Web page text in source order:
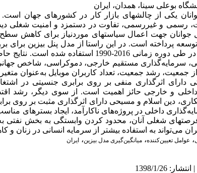
بوعلی سینا، همدان، ایران
یکی از چالشهای بازار کار در کشورهای جهان
رسمی و غیررسمی، تفاوت در دستمزد و امنیت شغلی
جوانان جهت اعمال سیاستهای موردنیاز برای کاهش
پرداخته است. در این راستا از مدل پنل بیزین
روی برابری جنسیتی در اشتغال جوانان در طی دوره
سرمایه‌گذاری مستقیم خارجی، دموکراسی، شاخص
رشد جمعیت، تعداد کاربران موبایل به‌عنوان
دارای اثرگذاری منفی بر روی برابری جنسیتی در
و خارجی حائز اهمیت است. از سوی دیگر، رشد
دین اسلام و مسیحی دارای اثرگذاری مثبت بر روی
داخلی در پروژه‌های ناکارآمد، ایجاد بسترهای
شغلی آنان، محدود کردن وابستگی به بخش نفتی
می‌تواند به استفاده بیشتر از سرمایه انسانی در زنان و
، عوامل تعیین‌کننده، میانگین‌گیری مدل بیزین، ایران